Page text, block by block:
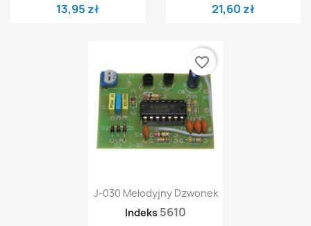
13,95 zł
21,60 zł
J-030 Melodyjny Dzwonek
Indeks 5610
favorite_border